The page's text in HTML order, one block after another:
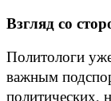
Взгляд со
Политологи
важным
политических,